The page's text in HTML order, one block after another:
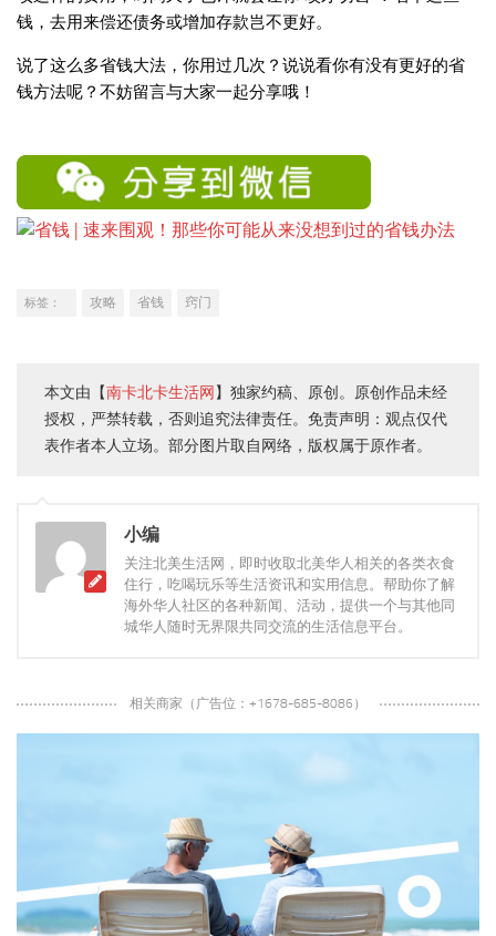
钱，去用来偿还债务或增加存款岂不更好。
说了这么多省钱大法，你用过几次？说说看你有没有更好的省
钱方法呢？不妨留言与大家一起分享哦！
标签： 攻略 省钱 窍门
本文由【南卡北卡生活网 】独家约稿、原创。原创作品未经
授权，严禁转载，否则追究法律责任。免责声明：观点仅代
表作者本人立场。部分图片取自网络，版权属于原作者。
小编
关注北美生活网，即时收取北美华人相关的各类衣食
住行，吃喝玩乐等生活资讯和实用信息。帮助你了解
海外华人社区的各种新闻、活动，提供一个与其他同
城华人随时无界限共同交流的生活信息平台。
相关商家（广告位：+1678-685-8086）